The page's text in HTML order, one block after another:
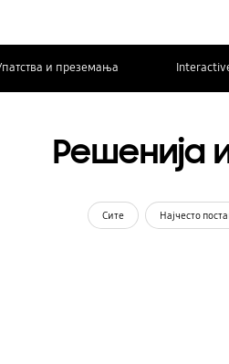
и преземања
Решенија
Сите Најчесто